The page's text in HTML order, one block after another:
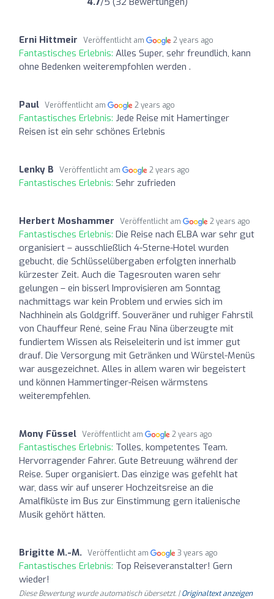
Erni Hittmeir Veröffentlicht am 2 years ago
Fantastisches Erlebnis: Alles Super, sehr freundlich, kann
ohne Bedenken weiterempfohlen werden .
Paul Veröffentlicht am 2 years ago
Fantastisches Erlebnis: Jede Reise mit Hamertinger
Reisen ist ein sehr schönes Erlebnis
Lenky B Veröffentlicht am 2 years ago
Fantastisches Erlebnis: Sehr zufrieden
Herbert Moshammer Veröffentlicht am 2 years ago
Fantastisches Erlebnis: Die Reise nach ELBA war sehr gut
organisiert – ausschließlich 4-Sterne-Hotel wurden
gebucht, die Schlüsselübergaben erfolgten innerhalb
kürzester Zeit. Auch die Tagesrouten waren sehr
gelungen – ein bisserl Improvisieren am Sonntag
nachmittags war kein Problem und erwies sich im
Nachhinein als Goldgriff. Souveräner und ruhiger Fahrstil
von Chauffeur René, seine Frau Nina überzeugte mit
fundiertem Wissen als Reiseleiterin und ist immer gut
drauf. Die Versorgung mit Getränken und Würstel-Menüs
war ausgezeichnet. Alles in allem waren wir begeistert
und können Hammertinger-Reisen wärmstens
weiterempfehlen.
Mony Füssel Veröffentlicht am 2 years ago
Fantastisches Erlebnis: Tolles, kompetentes Team.
Hervorragender Fahrer. Gute Betreuung während der
Reise. Super organisiert. Das einzige was gefehlt hat
war, dass wir auf unserer Hochzeitsreise an die
Amalfiküste im Bus zur Einstimmung gern italienische
Musik gehört hätten.
Brigitte M.-M. Veröffentlicht am 3 years ago
Fantastisches Erlebnis: Top Reiseveranstalter! Gern
wieder!
Diese Bewertung wurde automatisch übersetzt. |Originaltext anzeigen